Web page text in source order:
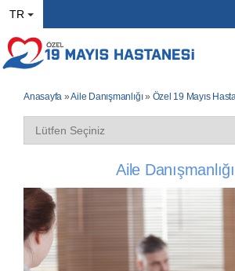
TR
Anasayfa »Aile Danışmanlığı» Özel 19 Mayıs
Aile Danışmanlığı